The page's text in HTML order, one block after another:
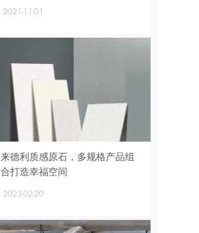
2021-11-01
来德利质感原石，多规格产品组
合打造幸福空间​
2023-02-20